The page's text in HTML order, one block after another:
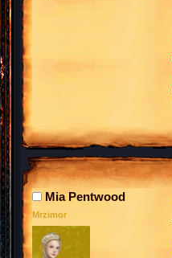
Mia Pentwood
Mrzimor